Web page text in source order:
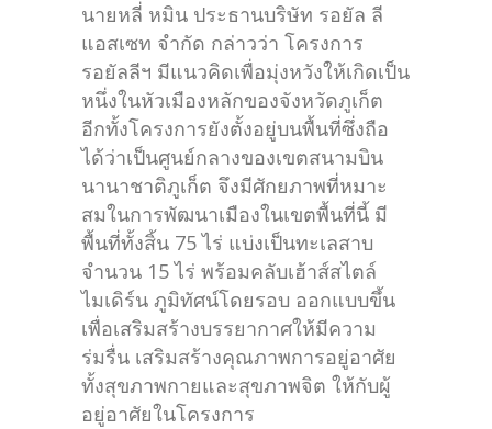
นายหลี่ หมิน ประธานบริษัท รอยัล ลี
แอสเซท จำกัด กล่าวว่า โครงการ
รอยัลลีฯ มีแนวคิดเพื่อมุ่งหวังให้เกิดเป็น
หนึ่งในหัวเมืองหลักของจังหวัดภูเก็ต
อีกทั้งโครงการยังตั้งอยู่บนพื้นที่ซึ่งถือ
ได้ว่าเป็นศูนย์กลางของเขตสนามบิน
นานาชาติภูเก็ต จึงมีศักยภาพที่หมาะ
สมในการพัฒนาเมืองในเขตพื้นที่นี้ มี
พื้นที่ทั้งสิ้น 75 ไร่ แบ่งเป็นทะเลสาบ
จำนวน 15 ไร่ พร้อมคลับเฮ้าส์สไตล์
ไมเดิร์น ภูมิทัศน์โดยรอบ ออกแบบขึ้น
เพื่อเสริมสร้างบรรยากาศให้มีความ
ร่มรื่น เสริมสร้างคุณภาพการอยู่อาศัย
ทั้งสุขภาพกายและสุขภาพจิต ให้กับผู้
อยู่อาศัยในโครงการ